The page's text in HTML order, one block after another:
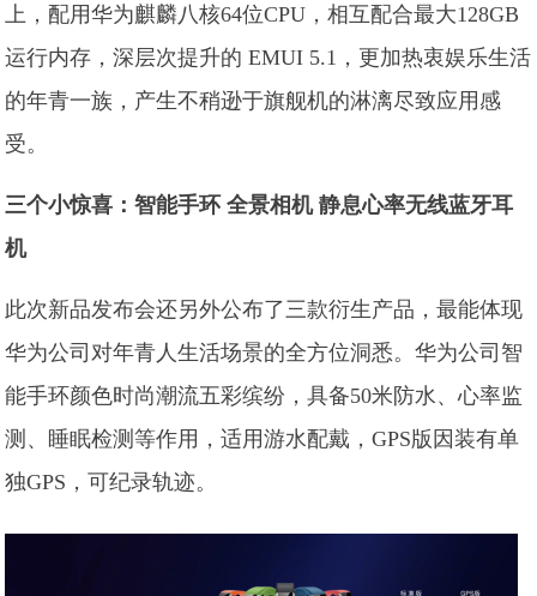
上，配用华为麒麟八核64位CPU，相互配合最大128GB
运行内存，深层次提升的 EMUI 5.1，更加热衷娱乐生活
的年青一族，产生不稍逊于旗舰机的淋漓尽致应用感
受。
三个小惊喜：智能手环 全景相机 静息心率无线蓝牙耳
机
此次新品发布会还另外公布了三款衍生产品，最能体现
华为公司对年青人生活场景的全方位洞悉。华为公司智
能手环颜色时尚潮流五彩缤纷，具备50米防水、心率监
测、睡眠检测等作用，适用游水配戴，GPS版因装有单
独GPS，可纪录轨迹。